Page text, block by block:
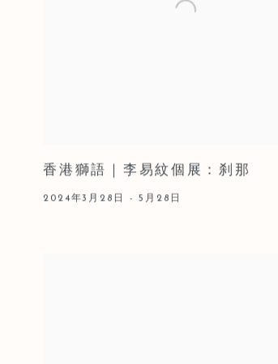
香港獅語｜李易紋個展：刹那
2024年3月28日 - 5月28日